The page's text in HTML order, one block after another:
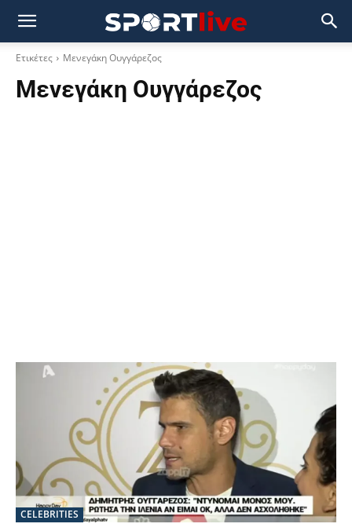
Ετικέτες Μενεγάκη Ουγγάρεζος
Μενεγάκη Ουγγάρεζος
CELEBRITIES